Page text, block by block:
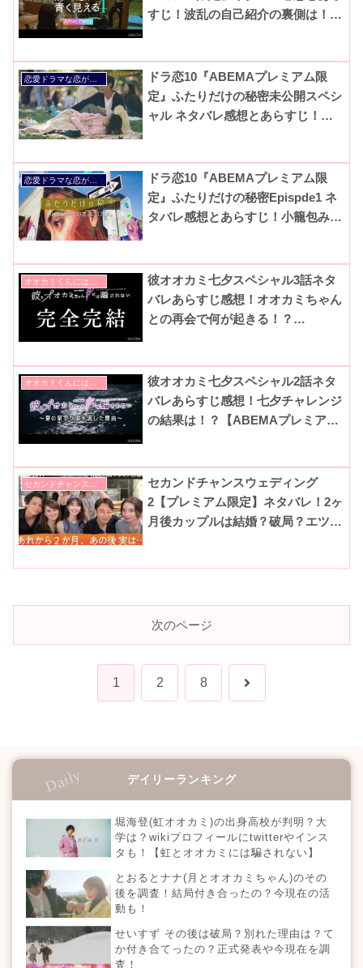
すじ！波乱の自己紹介の裏側は！？
恋愛ドラマな恋がしたい
ドラ恋10『ABEMAプレミアム限
定』ふたりだけの秘密未公開スペシ
ャル ネタバレ感想とあらすじ！成
ーク|2022秋)
恋愛ドラマな恋がしたい
ドラ恋10『ABEMAプレミアム限
定』ふたりだけの秘密Epispde1 ネ
タバレ感想とあらすじ！小籠包みた
彼オオカミ七夕スペシャル3話ネタ
バレあらすじ感想！オオカミちゃん
との再会で何が起きる！？
オオカミくんには騙されない
彼オオカミ七夕スペシャル2話ネタ
バレあらすじ感想！七夕チャレンジ
の結果は！？【ABEMAプレミアム
セカンドチャンスウエディング
セカンドチャンスウェディング
2【プレミアム限定】ネタバレ！2ヶ
月後カップルは結婚？破局？エツコ
次のページ
1 2 8 次
デイリーランキング
堀海登(虹オオカミ)の出身高校が判明？大
学は？wikiプロフィールにtwitterやインス
タも！【虹とオオカミには騙されない】
とおるとナナ(月とオオカミちゃん)のその
後を調査！結局付き合ったの？今現在の活
動も！
せいすず その後は破局？別れた理由は？て
か付き合てったの？正式発表や今現在を調
査！